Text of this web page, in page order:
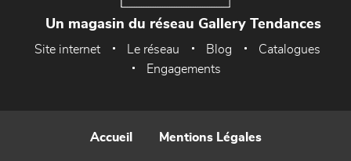
Un magasin du réseau Gallery Tendances
Site internet Le réseau Blog
Catalogues
Engagements
Accueil Mentions Légales